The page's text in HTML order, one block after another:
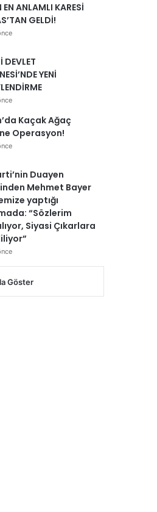
EN ANLAMLI KARESİ
GELDİ!
DEVLET
YENİ
Kaçak Ağaç
Operasyon!
Duayen
Mehmet Bayer
yaptığı
“Sözlerim
Siyasi Çıkarlara
Göster